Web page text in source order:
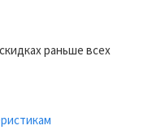
раньше всех